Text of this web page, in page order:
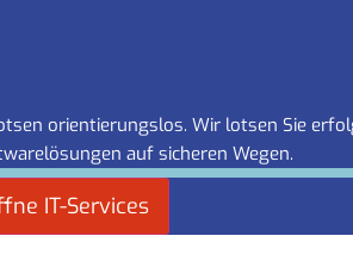
orientierungslos. Wir lotsen Sie
auf sicheren Wegen.
IT-Services